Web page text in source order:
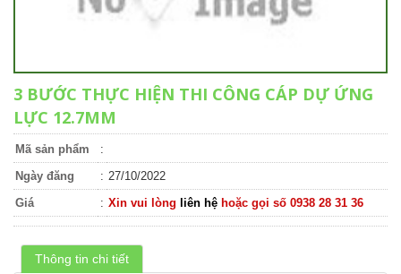
3 BƯỚC THỰC HIỆN THI CÔNG CÁP DỰ ỨNG
LỰC 12.7MM
Mã sản phẩm
:
Ngày đăng
: 27/10/2022
Giá
: Xin vui lòng liên hệ hoặc gọi số 0938 28 31 36
Thông tin chi tiết